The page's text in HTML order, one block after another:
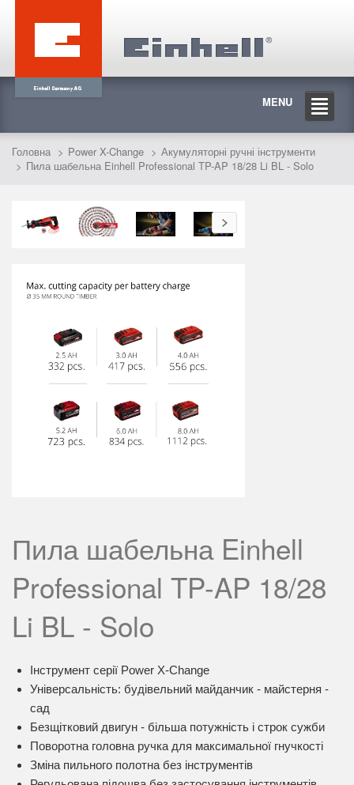
MENU
Головна Power X-Change
Акумуляторні ручні інструменти
Пила шабельна Einhell Professional TP-AP 18/28 Li BL - Solo
Пила шабельна Einhell
Professional TP-AP 18/28
Li BL - Solo
Інструмент серії Power X-Change
Універсальність: будівельний майданчик - майстерня -
сад
Безщітковий двигун - більша потужність і строк сужби
Поворотна головна ручка для максимальної гнучкості
Зміна пильного полотна без інструментів